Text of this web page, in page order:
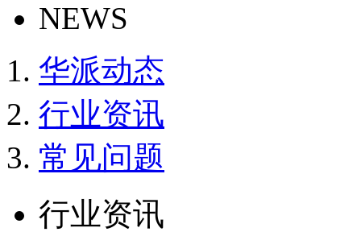
NEWS
华派动态
行业资讯
常见问题
行业资讯